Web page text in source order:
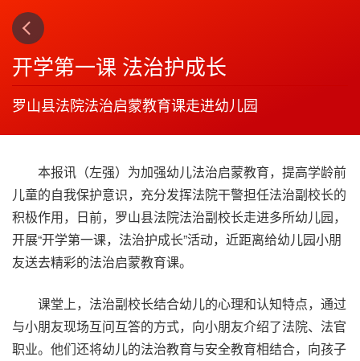
开学第一课 法治护成长
罗山县法院法治启蒙教育课走进幼儿园
本报讯（左强）为加强幼儿法治启蒙教育，提高学龄前
儿童的自我保护意识，充分发挥法院干警担任法治副校长的
积极作用，日前，罗山县法院法治副校长走进多所幼儿园，
开展“开学第一课，法治护成长”活动，近距离给幼儿园小朋
友送去精彩的法治启蒙教育课。
课堂上，法治副校长结合幼儿的心理和认知特点，通过
与小朋友现场互问互答的方式，向小朋友介绍了法院、法官
职业。他们还将幼儿的法治教育与安全教育相结合，向孩子